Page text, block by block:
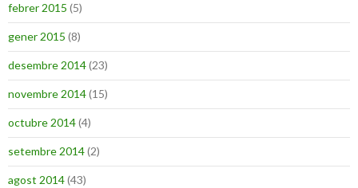
febrer 2015 (5)
gener 2015 (8)
desembre 2014(23)
novembre 2014(15)
octubre 2014(4)
setembre 2014(2)
agost 2014(43)